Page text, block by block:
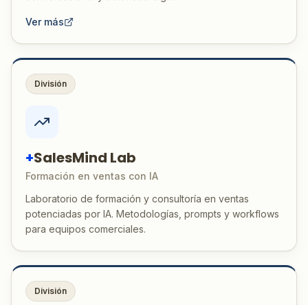
Ver más
División
+SalesMind Lab
Formación en ventas con IA
Laboratorio de formación y consultoría en ventas
potenciadas por IA. Metodologías, prompts y workflows
para equipos comerciales.
División